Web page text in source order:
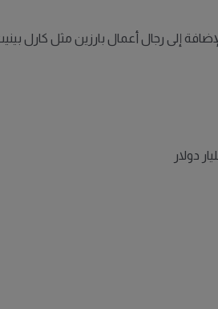
إلى رجال أعمال بارزين مثل كارل